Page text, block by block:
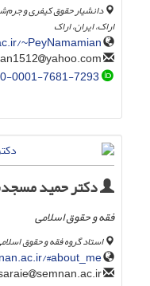
دانشیار حقوق کیفری و
اراک، ایران، اراک
~PeyNamamian,/
yahoo.com
0001-7681-7293
دکتر حمید
فقه و حقوق اسلامی
استاد گروه فقه و حقوق
#about_me
semnan.ac.ir